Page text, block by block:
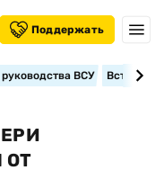
Поддержать
ВСУ
ОТ